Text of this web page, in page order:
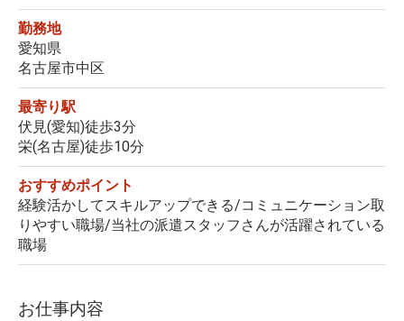
勤務地
愛知県
名古屋市中区
最寄り駅
伏見(愛知)徒歩3分
栄(名古屋)徒歩10分
おすすめポイント
経験活かしてスキルアップできる/コミュニケーション取
りやすい職場/当社の派遣スタッフさんが活躍されている
職場
お仕事内容